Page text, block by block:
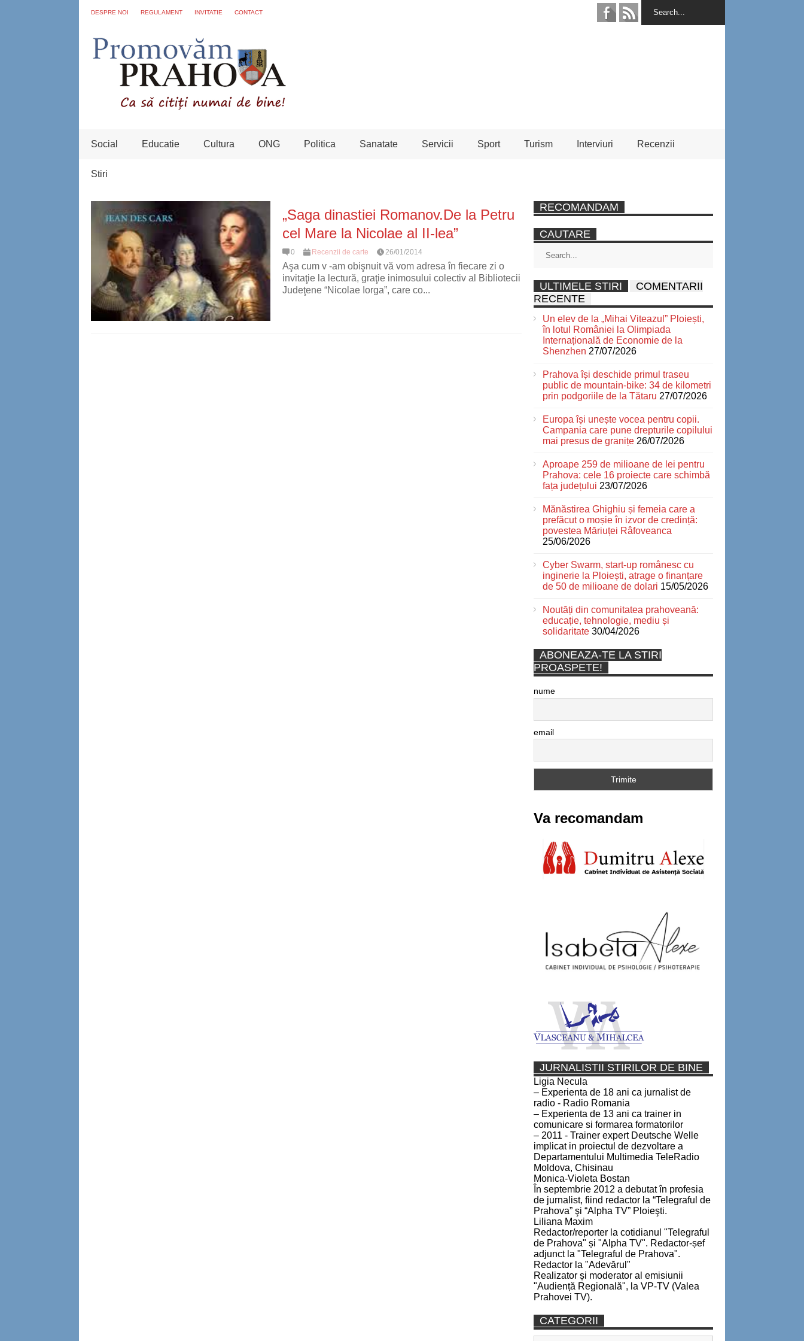
DESPRE NOI REGULAMENT INVITATIE CONTACT
Social Educatie Cultura ONG Politica Sanatate Servicii Sport Turism Interviuri Recenzii
Stiri
„Saga dinastiei Romanov.De la Petru
cel Mare la Nicolae al II-lea”
0 Recenzii de carte 26/01/2014
Aşa cum v -am obişnuit vă vom adresa în fiecare zi o
invitaţie la lectură, graţie inimosului colectiv al Bibliotecii
Judeţene “Nicolae Iorga”, care co...
RECOMANDAM
CAUTARE
ULTIMELE STIRI
COMENTARII
RECENTE
Un elev de la „Mihai Viteazul” Ploiești,
în lotul României la Olimpiada
Internațională de Economie de la
Shenzhen 27/07/2026
Prahova își deschide primul traseu
public de mountain-bike: 34 de kilometri
prin podgoriile de la Tătaru 27/07/2026
Europa își unește vocea pentru copii.
Campania care pune drepturile copilului
mai presus de granițe 26/07/2026
Aproape 259 de milioane de lei pentru
Prahova: cele 16 proiecte care schimbă
fața județului 23/07/2026
Mănăstirea Ghighiu și femeia care a
prefăcut o moșie în izvor de credință:
povestea Măriuței Râfoveanca
25/06/2026
Cyber Swarm, start-up românesc cu
inginerie la Ploiești, atrage o finanțare
de 50 de milioane de dolari 15/05/2026
Noutăți din comunitatea prahoveană:
educație, tehnologie, mediu și
solidaritate 30/04/2026
ABONEAZA-TE LA STIRI
PROASPETE!
nume
email
Va recomandam
JURNALISTII STIRILOR DE BINE
Ligia Necula
– Experienta de 18 ani ca jurnalist de
radio - Radio Romania
– Experienta de 13 ani ca trainer in
comunicare si formarea formatorilor
– 2011 - Trainer expert Deutsche Welle
implicat in proiectul de dezvoltare a
Departamentului Multimedia TeleRadio
Moldova, Chisinau
Monica-Violeta Bostan
În septembrie 2012 a debutat în profesia
de jurnalist, fiind redactor la “Telegraful de
Prahova” şi “Alpha TV” Ploieşti.
Liliana Maxim
Redactor/reporter la cotidianul "Telegraful
de Prahova" și "Alpha TV". Redactor-șef
adjunct la "Telegraful de Prahova".
Redactor la "Adevărul"
Realizator și moderator al emisiunii
"Audiență Regională", la VP-TV (Valea
Prahovei TV).
CATEGORII
Categorii